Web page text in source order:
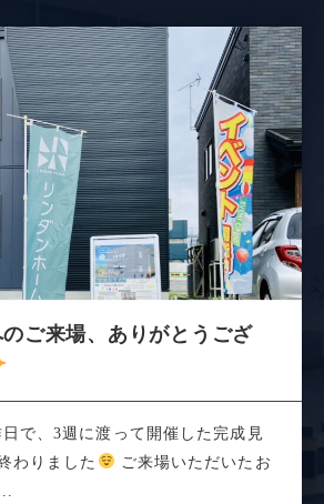
ご来場、ありがとうござ
日で、3週に渡って開催した完成見
わりました
ご来場いただいたお